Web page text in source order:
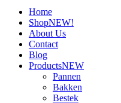
Home
ShopNEW!
About Us
Contact
Blog
ProductsNEW
Pannen
Bakken
Bestek